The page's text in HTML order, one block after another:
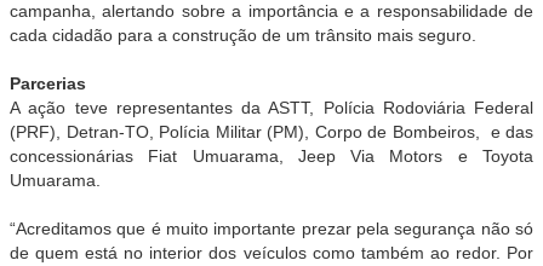
campanha, alertando sobre a importância e a responsabilidade de
cada cidadão para a construção de um trânsito mais seguro.
Parcerias
A ação teve representantes da ASTT, Polícia Rodoviária Federal
(PRF), Detran-TO, Polícia Militar (PM), Corpo de Bombeiros, e das
concessionárias Fiat Umuarama, Jeep Via Motors e Toyota
Umuarama.
“Acreditamos que é muito importante prezar pela segurança não só
de quem está no interior dos veículos como também ao redor. Por